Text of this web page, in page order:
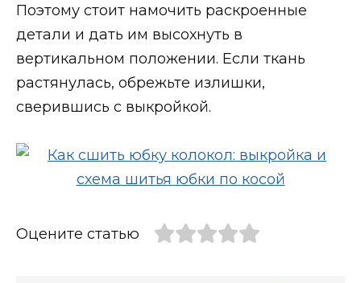
Поэтому стоит намочить раскроенные
детали и дать им высохнуть в
вертикальном положении. Если ткань
растянулась, обрежьте излишки,
сверившись с выкройкой.
Оцените статью